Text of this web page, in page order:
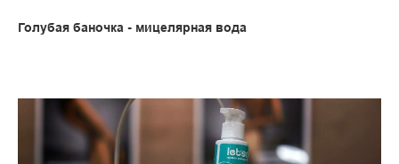
Голубая баночка - мицелярная вода